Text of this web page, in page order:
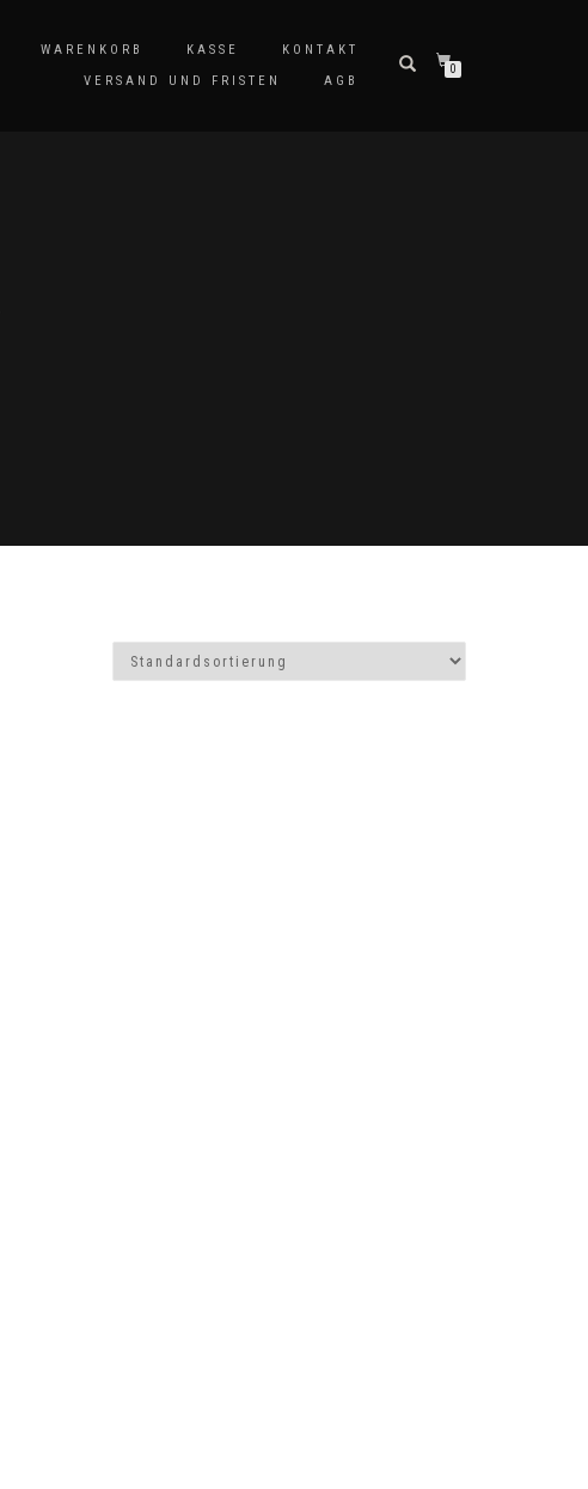
WARENKORB KASSE
KONTAKT
VERSAND UND FRISTEN
AGB
0